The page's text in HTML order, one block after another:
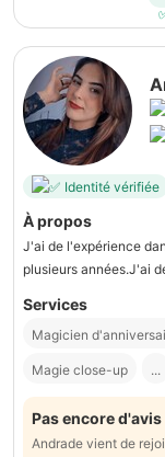
Identité vérifiée
À propos
J'ai de l'expérience
plusieurs années.J'ai
Services
Magicien
Magie close-up ...
Pas encore d'avis
Andrade vient de